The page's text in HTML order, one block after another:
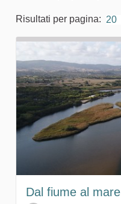
Risultati per pagina: 20
Dal fiume al mare